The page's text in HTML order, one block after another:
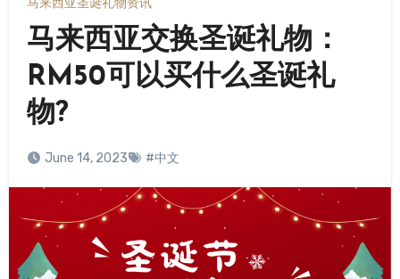
马来西亚圣诞礼物资讯
马来西亚交换圣诞礼物：
RM50可以买什么圣诞礼
物?
June 14, 2023 #中文